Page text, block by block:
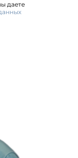
даете